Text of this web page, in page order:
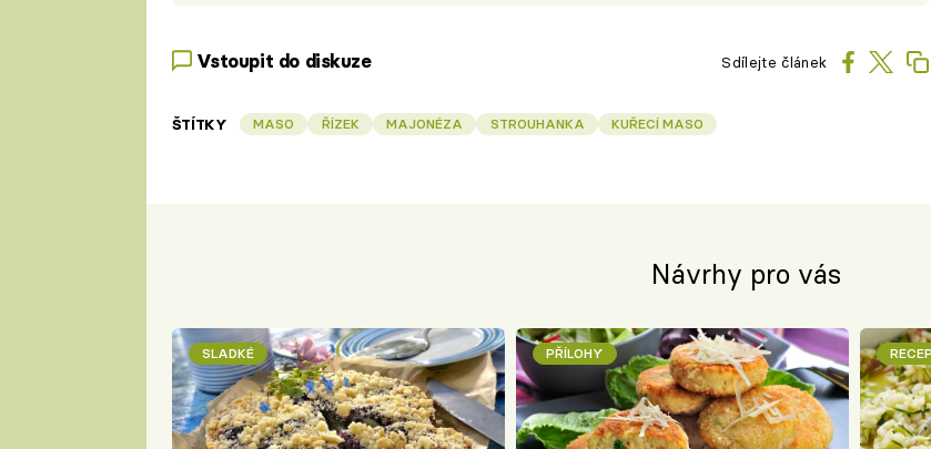
Vstoupit do diskuze Sdílejte článek
ŠTÍTKY MASO ŘÍZEK MAJONÉZA STROUHANKA KUŘECÍ MASO
Návrhy pro vás
SLADKÉ PŘÍLOHY